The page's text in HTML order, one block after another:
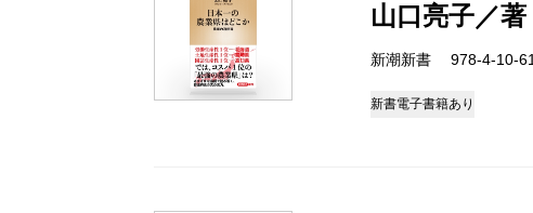
山口亮子／著
新潮新書 978-4-10-
新書電子書籍あり